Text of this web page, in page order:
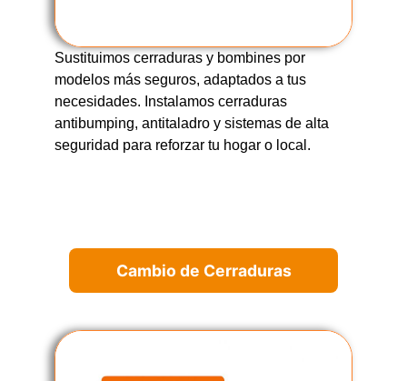
Sustituimos cerraduras y bombines por
modelos más seguros, adaptados a tus
necesidades. Instalamos cerraduras
antibumping, antitaladro y sistemas de alta
seguridad para reforzar tu hogar o local.
Cambio de Cerraduras